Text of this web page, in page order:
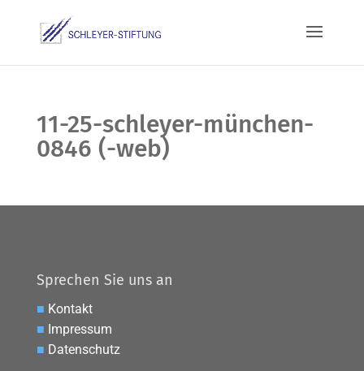
11-25-schleyer-münchen-
0846 (-web)
Sprechen Sie uns an
■ Kontakt
■ Impressum
■ Datenschutz